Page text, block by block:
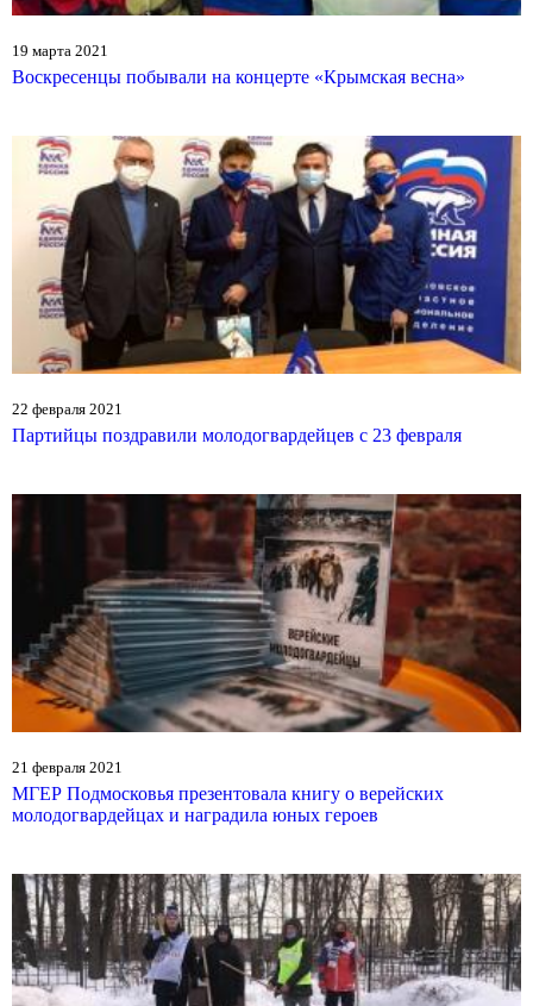
19 марта 2021
Воскресенцы побывали на концерте «Крымская весна»
22 февраля 2021
Партийцы поздравили молодогвардейцев с 23 февраля
21 февраля 2021
МГЕР Подмосковья презентовала книгу о верейских
молодогвардейцах и наградила юных героев